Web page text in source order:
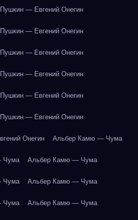
— Евгений Онегин
— Евгений Онегин
— Евгений Онегин
— Евгений Онегин
— Евгений Онегин
— Евгений Онегин
Онегин Альбер Камю — Чума
Чума Альбер Камю — Чума
Чума Альбер Камю — Чума
Чума Альбер Камю — Чума